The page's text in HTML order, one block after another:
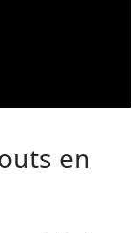
en